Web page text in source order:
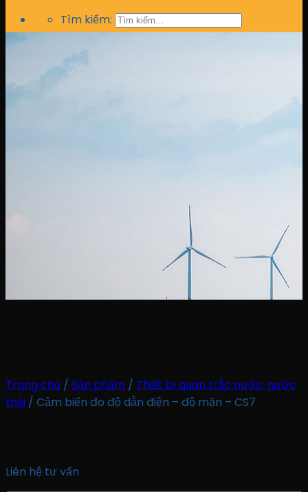
Tìm kiếm:
Trang chủ / Sản phẩm / Thiết bị quan trắc nước, nước
thải / Cảm biến đo độ dẫn điện – độ mặn – CS7
Liên hệ tư vấn